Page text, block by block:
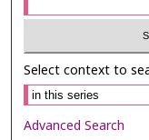
Select context to
Advanced Search